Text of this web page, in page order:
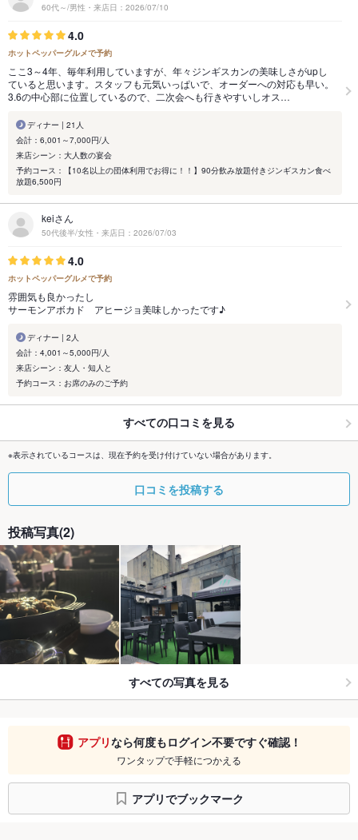
60代～/男性・来店日：2026/07/10
4.0
ホットペッパーグルメで予約
ここ3～4年、毎年利用していますが、年々ジンギスカンの美味しさがupし
ていると思います。スタッフも元気いっぱいで、オーダーへの対応も早い。
3.6の中心部に位置しているので、二次会へも行きやすいしオス…
ディナー | 21人
会計：6,001～7,000円/人
来店シーン：大人数の宴会
予約コース：【10名以上の団体利用でお得に！！】90分飲み放題付きジンギスカン食べ
放題6,500円
keiさん
50代後半/女性・来店日：2026/07/03
4.0
ホットペッパーグルメで予約
雰囲気も良かったし
サーモンアボカド アヒージョ美味しかったです♪
ディナー | 2人
会計：4,001～5,000円/人
来店シーン：友人・知人と
予約コース：お席のみのご予約
すべての口コミを見る
※表示されているコースは、現在予約を受け付けていない場合があります。
口コミを投稿する
投稿写真(2)
すべての写真を見る
アプリなら何度もログイン不要ですぐ確認！
ワンタップで手軽につかえる
アプリでブックマーク